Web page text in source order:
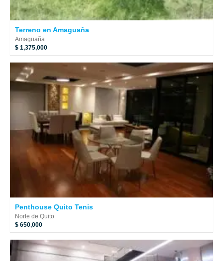
Terreno en Amaguaña
Amaguaña
$ 1,375,000
Penthouse Quito Tenis
Norte de Quito
$ 650,000